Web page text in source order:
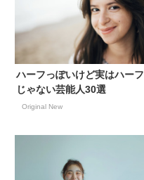
ハーフっぽいけど実はハーフ
じゃない芸能人30選
Original New